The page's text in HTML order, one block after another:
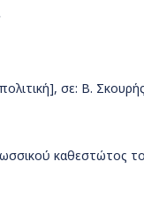
σε: Β.
καθεστώτος